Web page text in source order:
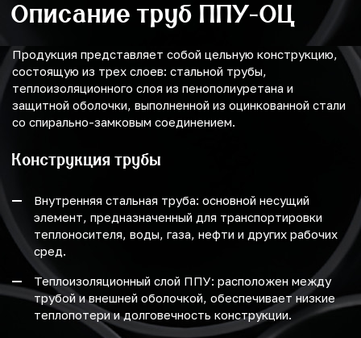
Описание труб ППУ-ОЦ
Продукция представляет собой цельную конструкцию,
состоящую из трех слоев: стальной трубы,
теплоизоляционного слоя из пенополиуретана и
защитной оболочки, выполненной из оцинкованной стали
со спирально-замковым соединением.
Конструкция трубы
Внутренняя стальная труба: основной несущий
элемент, предназначенный для транспортировки
теплоносителя, воды, газа, нефти и других рабочих
сред.
Теплоизоляционный слой ППУ: расположен между
трубой и внешней оболочкой, обеспечивает низкие
теплопотери и долговечность конструкции.